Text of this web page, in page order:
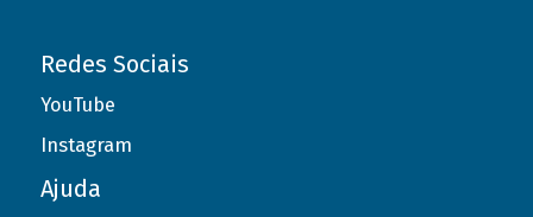
Redes Sociais
YouTube
Instagram
Ajuda